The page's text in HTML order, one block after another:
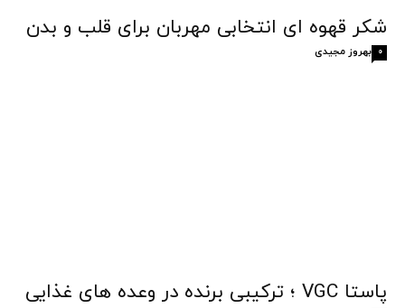
شکر قهوه‌ ای انتخابی مهربان برای قلب و بدن
بهروز مجیدی 0
پاستا VGC ؛ ترکیبی برنده در وعده های غذایی